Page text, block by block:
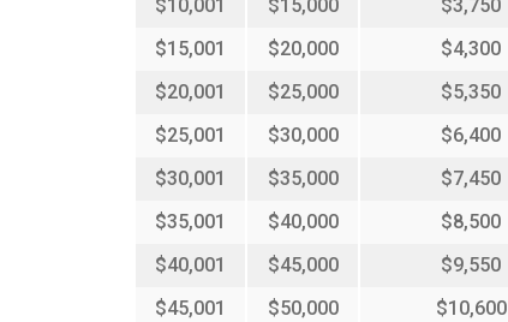
$10,001
$15,000
$15,001
$20,000
$20,001
$25,000
$25,001
$30,000
$30,001
$35,000
$35,001
$40,000
$40,001
$45,000
$45,001
$50,000
$3,750
$4,300
$5,350
$6,400
$7,450
$8,500
$9,550
$10,600